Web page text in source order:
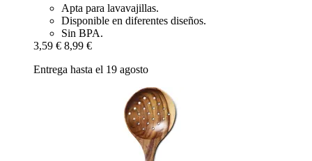
Apta para lavavajillas.
Disponible en diferentes diseños.
Sin BPA.
3,59 € 8,99 €
Entrega hasta el 19 agosto